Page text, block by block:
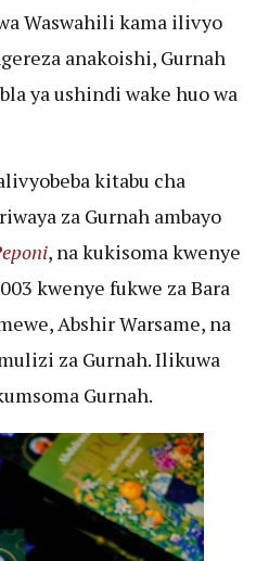
Waswahili kama ilivyo
anakoishi, Gurnah
ya ushindi wake huo wa
kitabu cha
za Gurnah ambayo
, na kukisoma kwenye
kwenye fukwe za Bara
Abshir Warsame, na
za Gurnah. Ilikuwa
Gurnah.